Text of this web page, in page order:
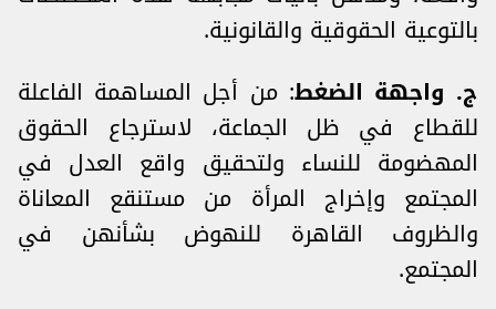
بالتوعية الحقوقية والقانونية.
ج‌. واجهة الضغط: من أجل المساهمة الفاعلة
للقطاع في ظل الجماعة، لاسترجاع الحقوق
المهضومة للنساء ولتحقيق واقع العدل في
المجتمع وإخراج المرأة من مستنقع المعاناة
والظروف القاهرة للنهوض بشأنهن في
المجتمع.